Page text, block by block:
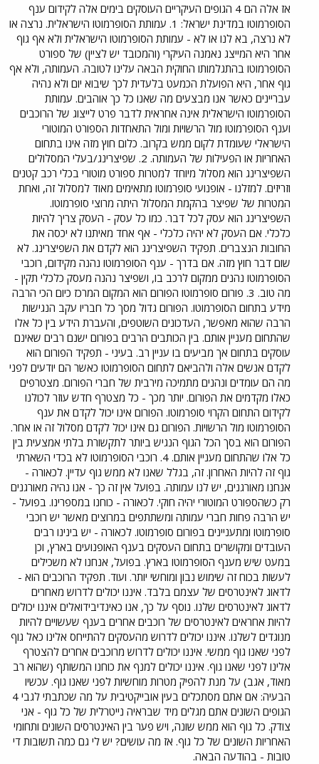
אז אלה הם 4 הגופים העיקריים העוסקים בימים אלה לקידום ענף
הסופרמוטו במדינת ישראל: 1. עמותת הסופרמוטו הישראלית. נרצה או
לא נרצה, בא לנו או לא - עמותת הסופרמוטו הישראלית ולא אף גוף
אחר היא המייצג נאמנה העיקרי (והמכובד יש לציין) של ספורט
הסופרמוטו בהתגלמותו החוקית הבאה עלינו לטובה. העמותה, ולא אף
גוף אחר, היא הפועלת הכמעט בלעדית לכך שיבוא יום ולא נהיה
עבריינים כאשר אנו מבצעים מה שאנו כל כך אוהבים. עמותת
הסופרמוטו הישראלית אינה אחראית לדבר פרט לייצוג של הרוכבים
וענף הסופרמוטו מול הרשויות ומול התאחדות הספורט המוטורי
הישראלי שעומדת לקום ממש בקרוב. כלום חוץ מזה אינו בתחום
האחריות או הפעילות של העמותה. 2. שפיצרינג/בעלי המסלולים
השפיצרינג הוא מסלול מיוחד למטרות ספורט מוטורי בכלי רכב קטנים
וזריזים. למזלנו - אופנועי סופרמוטו מתאימים מאוד למסלול זה, ואחת
המטרות של שפיצר בהקמת המסלול היתה מרוצי סופרמוטו.
השפיצרינג הוא עסק לכל דבר. כמו כל עסק - העסק צריך להיות
כלכלי. אם העסק לא יהיה כלכלי - אף אחד מאיתנו לא יכסה את
החובות הנצברים. תפקיד השפיצרינג הוא לקדם את השפיצרינג. לא
שום דבר חוץ מזה. אם בדרך - ענף הסופרמוטו נהנה מקידום, רוכבי
הסופרמוטו נהנים ממקום לרכב בו, ושפיצר נהנה מעסק כלכלי תקין -
מה טוב. 3. פורום סופרמוטו הפורום הוא המקום המרכז כיום הכי הרבה
מידע בתחום הסופרמוטו. הפורום גדול מסך כל חבריו עקב הנגישות
הרבה שהוא מאפשר, העדכונים השוטפים, והעברת הידע בין כל אלו
שהתחום מעניין אותם. בין הכותבים הרבים בפורום ישנם רבים שאינם
עוסקים בתחום אך מביעים בו עניין רב. בעיני - תפקיד הפורום הוא
לקדם אנשים אלה ולהביאם לתחום הסופרמוטו כאשר הם יודעים לפני
מה הם עומדים ונהנים מתמיכה מירבית של חברי הפורום. מצטרפים
כאלו מקדמים את הפורום. יותר מכך - כל מצטרף חדש עוזר לכולנו
לקידום התחום הקרוי סופרמוטו. הפורום אינו יכול לקדם את ענף
הסופרמוטו מול הרשויות. הפורום גם אינו יכול לקדם מסלול זה או אחר.
הפורום הוא בסך הכל הגוף הנגיש ביותר לתקשורת בלתי אמצעית בין
כל אלו שהתחום מעניין אותם. 4. רוכבי הסופרמוטו לא בכדי השארתי
גוף זה להיות האחרון. זה, בגלל שאנו לא ממש גוף עדיין. לכאורה -
אנחנו מאורגנים, יש לנו עמותה. בפועל אין זה כך - אנו נהיה מאורגנים
רק כשהספורט המוטורי יהיה חוקי. לכאורה - כוחנו במספרינו. בפועל -
יש הרבה פחות חברי עמותה ומשתתפים במרוצים מאשר יש רוכבי
סופרמוטו ומתעניינים בפורום סופרמוטו. לכאורה - יש בינינו רבים
העובדים ומקושרים בתחום העסקים בענף האופנועים בארץ, וכן
במעט שיש מענף הסופרמוטו בארץ. בפועל, אנחנו לא משכילים
לעשות בכוח זה שימוש נבון ומוחשי יותר. ועוד. תפקיד הרוכבים הוא -
לדאוג לאינטרסים של עצמם בלבד. איננו יכולים לדרוש מאחרים
לדאוג לאינטרסים שלנו. נוסף על כך, אנו כאינדיבידואלים איננו יכולים
להיות אחראים לאינטרסים של רוכבים אחרים בענף שעשויים להיות
מנוגדים לשלנו. איננו יכולים לדרוש מהעסקים להתייחס אלינו כאל גוף
לפני שאנו גוף ממשי. איננו יכולים לדרוש מרוכבים אחרים להצטרף
אלינו לפני שאנו גוף. איננו יכולים למנף את כוחנו המשותף (שהוא רב
מאוד, אגב) על מנת להפיק מטרות מוחשיות לפני שאנו גוף. עכשיו
הבעיה: אם אתם מסתכלים בעין אובייקטיבית על מה שכתבתי לגבי 4
הגופים השונים אתם מגלים מיד שבראיה נייטרלית של כל גוף - אני
צודק. כל גוף הוא ממש שונה, ויש פער בין האינטרסים השונים ותחומי
האחריות השונים של כל גוף. אז מה עושים? יש לי גם כמה תשובות די
טובות - בהודעה הבאה.